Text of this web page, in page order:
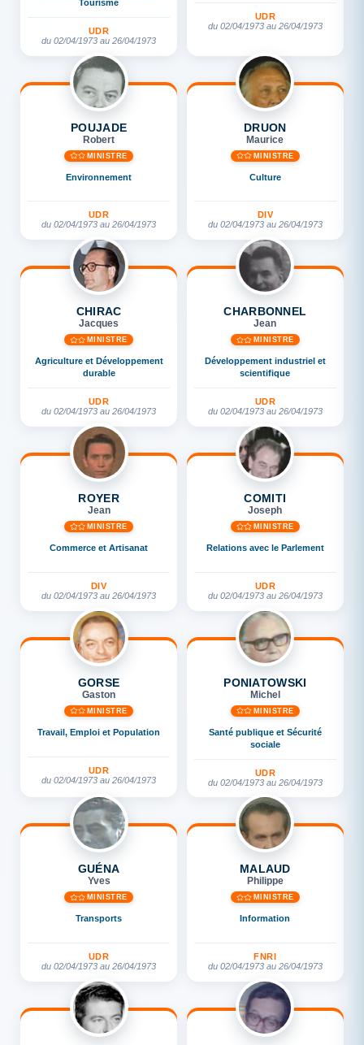
Tourisme
UDR
du 02/04/1973 au 26/04/1973
UDR
du 02/04/1973 au 26/04/1973
POUJADE
Robert
MINISTRE
Environnement
UDR
du 02/04/1973 au 26/04/1973
DRUON
Maurice
MINISTRE
Culture
DIV
du 02/04/1973 au 26/04/1973
CHIRAC
Jacques
MINISTRE
Agriculture et Développement
durable
UDR
du 02/04/1973 au 26/04/1973
CHARBONNEL
Jean
MINISTRE
Développement industriel et
scientifique
UDR
du 02/04/1973 au 26/04/1973
ROYER
Jean
MINISTRE
Commerce et Artisanat
DIV
du 02/04/1973 au 26/04/1973
COMITI
Joseph
MINISTRE
Relations avec le Parlement
UDR
du 02/04/1973 au 26/04/1973
GORSE
Gaston
MINISTRE
Travail, Emploi et Population
UDR
du 02/04/1973 au 26/04/1973
PONIATOWSKI
Michel
MINISTRE
Santé publique et Sécurité
sociale
UDR
du 02/04/1973 au 26/04/1973
GUÉNA
Yves
MINISTRE
Transports
UDR
du 02/04/1973 au 26/04/1973
MALAUD
Philippe
MINISTRE
Information
FNRI
du 02/04/1973 au 26/04/1973